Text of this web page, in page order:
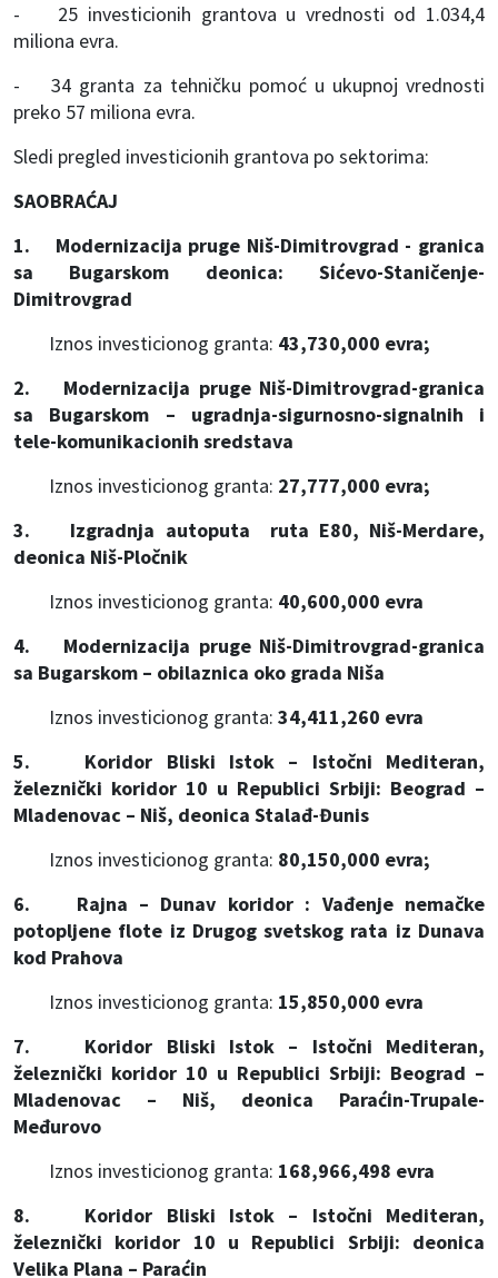
- 25 investicionih grantova u vrednosti od 1.034,4
miliona evra.
- 34 granta za tehničku pomoć u ukupnoj vrednosti
preko 57 miliona evra.
Sledi pregled investicionih grantova po sektorima:
SAOBRAĆAJ
1. Modernizacija pruge Niš-Dimitrovgrad - granica
sa Bugarskom deonica: Sićevo-Staničenje-
Dimitrovgrad
Iznos investicionog granta: 43,730,000 evra;
2. Modernizacija pruge Niš-Dimitrovgrad-granica
sa Bugarskom – ugradnja-sigurnosno-signalnih i
tele-komunikacionih sredstava
Iznos investicionog granta: 27,777,000 evra;
3. Izgradnja autoputa ruta E80, Niš-Merdare,
deonica Niš-Pločnik
Iznos investicionog granta: 40,600,000 evra
4. Modernizacija pruge Niš-Dimitrovgrad-granica
sa Bugarskom – obilaznica oko grada Niša
Iznos investicionog granta: 34,411,260 evra
5. Koridor Bliski Istok – Istočni Mediteran,
železnički koridor 10 u Republici Srbiji: Beograd –
Mladenovac – Niš, deonica Stalađ-Đunis
Iznos investicionog granta: 80,150,000 evra;
6. Rajna – Dunav koridor : Vađenje nemačke
potopljene flote iz Drugog svetskog rata iz Dunava
kod Prahova
Iznos investicionog granta: 15,850,000 evra
7. Koridor Bliski Istok – Istočni Mediteran,
železnički koridor 10 u Republici Srbiji: Beograd –
Mladenovac – Niš, deonica Paraćin-Trupale-
Međurovo
Iznos investicionog granta: 168,966,498 evra
8. Koridor Bliski Istok – Istočni Mediteran,
železnički koridor 10 u Republici Srbiji: deonica
Velika Plana – Paraćin